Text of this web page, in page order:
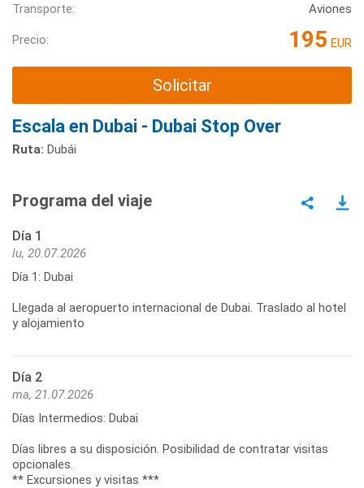
Transporte:
Aviones
Precio: 195 EUR
Solicitar
Escala en Dubai - Dubai Stop Over
Ruta: Dubái
Programa del viaje
Día 1
lu, 20.07.2026
Día 1: Dubai
Llegada al aeropuerto internacional de Dubai. Traslado al hotel
y alojamiento
Día 2
ma, 21.07.2026
Días Intermedios: Dubai
Días libres a su disposición. Posibilidad de contratar visitas
opcionales.
** Excursiones y visitas ***